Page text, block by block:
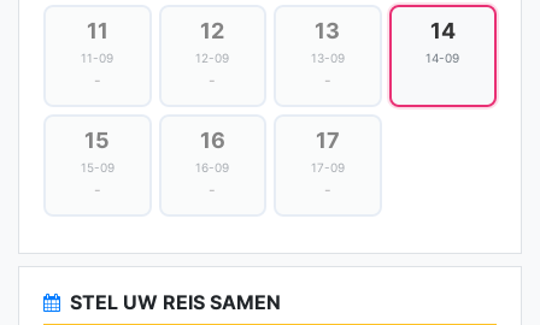
11
11-09
-
12
12-09
-
13
13-09
-
14
14-09
15
15-09
-
16
16-09
-
17
17-09
-
STEL UW REIS SAMEN